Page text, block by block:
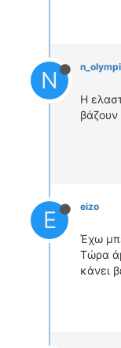
N
Η
βάζουν
E eizo
Έχω
Τώρα
κάνει